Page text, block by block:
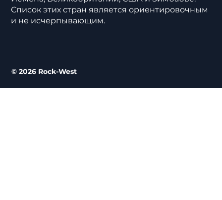
Список этих стран является ориентировочным
и не исчерпывающим.
© 2026 Rock-West